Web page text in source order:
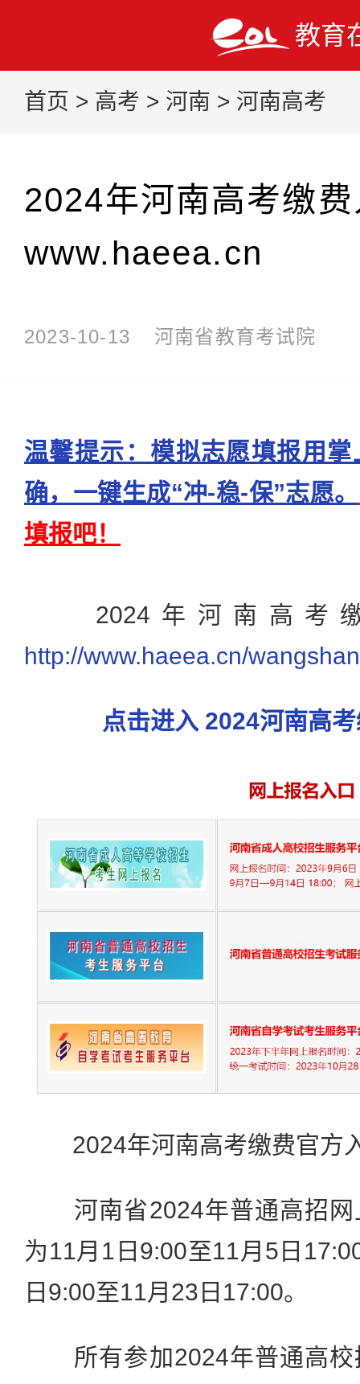
教育
首页 > 高考 > 河南 > 河南高考
2024年河南高考缴
www.haeea.cn
2023-10-13 河南省教育考试院
温馨提示：模拟志愿填报用
确，一键生成“冲-稳-保”志愿。
填报吧！
2024年河南高考
http://www.haeea.cn/
点击进入 2024河南高
2024年河南高考缴费官方
河南省2024年普通高招网
为11月1日9:00至11月5日
日9:00至11月23日17:00。
所有参加2024年普通高校